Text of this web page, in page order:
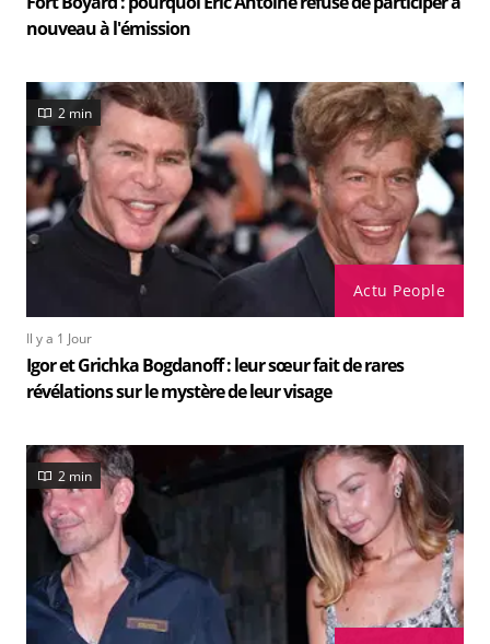
nouveau à l'émission
Actu People
2 min
Il y a 1 Jour
Igor et Grichka Bogdanoff : leur sœur fait de rares
révélations sur le mystère de leur visage
2 min